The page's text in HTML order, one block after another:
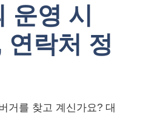
운영 시
연락처 정
거를 찾고 계신가요? 대